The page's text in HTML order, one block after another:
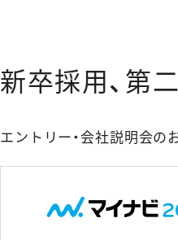
新卒採用、第
エントリー・会社説明会の